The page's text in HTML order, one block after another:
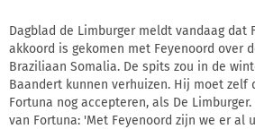
Dagblad de Limburger meldt vandaag dat
akkoord is gekomen met Feyenoord over
Braziliaan Somalia. De spits zou in de
Baandert kunnen verhuizen. Hij moet zelf
Fortuna nog accepteren, als De
van Fortuna: 'Met Feyenoord zijn we er al